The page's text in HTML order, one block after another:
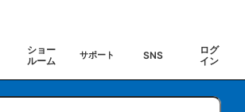
ショー
ルーム
サポート SNS
ログ
イン